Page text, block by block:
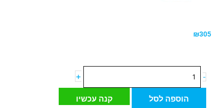
₪305
-
של
דיקורטיבי
+
הוספה לסל קנה עכשיו